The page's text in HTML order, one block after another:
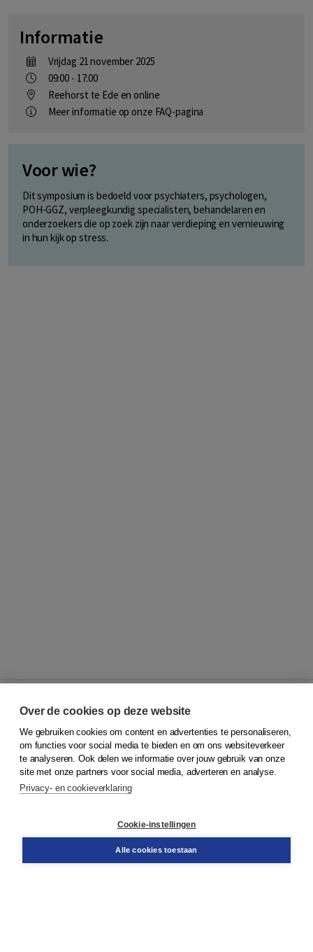
Informatie
vrijdag 21 november 2025
09:00 - 17:00
Reehorst te Ede en online
Meer informatie op onze FAQ-pagina
Voor wie?
Dit symposium is bedoeld voor psychiaters, psychologen,
POH-GGZ, verpleegkundig specialisten, behandelaren en
onderzoekers die op zoek zijn naar verdieping en vernieuwing
in hun kijk op stress.
© 2026Koninklijke Boom uitgevers
Klantenservice
Service & informatie
Contact
Over de cookies op deze website
We gebruiken cookies om content en advertenties te personaliseren,
om functies voor social media te bieden en om ons websiteverkeer
te analyseren. Ook delen we informatie over jouw gebruik van onze
site met onze partners voor social media, adverteren en analyse.
Privacy- en cookieverklaring
Cookie-instellingen
Alle cookies toestaan